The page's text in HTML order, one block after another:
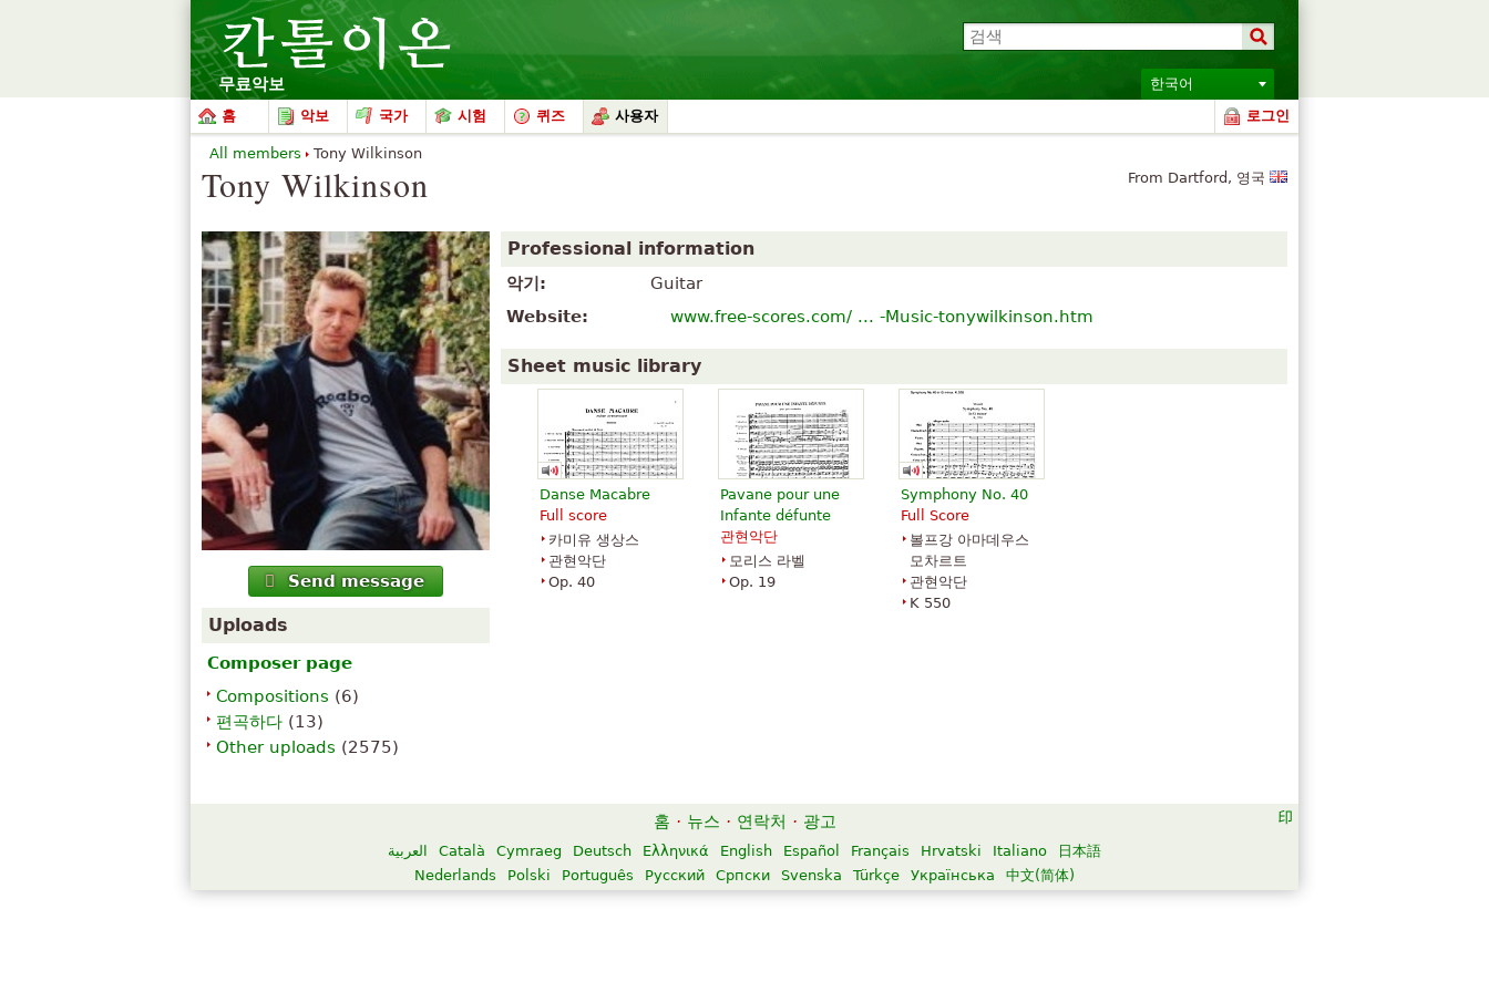
무료악보
한국어
홈
악보 국가 시험 퀴즈 사용자 로그인
From Dartford, 영국
Tony Wilkinson
Send message
Uploads
Composer page
Compositions (6)
편곡하다 (13)
Other uploads (2575)
Professional information
악기:
Guitar
Website:
www.free-scores.com/ ... -Music-tonywilkinson.htm
Sheet music library
Danse Macabre
Full score
카미유 생상스
관현악단
Op. 40
Pavane pour une
Infante défunte
관현악단
모리스 라벨
Op. 19
Symphony No. 40
Full Score
볼프강 아마데우스
모차르트
관현악단
K 550
All members Tony Wilkinson
홈 · 뉴스 · 연락처 · 광고
العربية Català Cymraeg Deutsch Ελληνικά English Español Français Hrvatski Italiano
日本語
Nederlands
Polski Português Русский Српски Svenska Türkçe Українська 中文(简体)